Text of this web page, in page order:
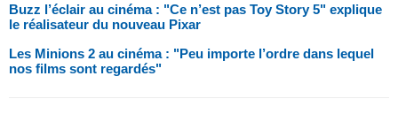
Buzz l’éclair au cinéma : "Ce n’est pas Toy Story 5" explique
le réalisateur du nouveau Pixar
Les Minions 2 au cinéma : "Peu importe l’ordre dans lequel
nos films sont regardés"